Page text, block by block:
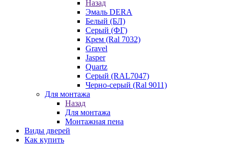
Назад
Эмаль DERA
Белый (БЛ)
Серый (ФГ)
Крем (Ral 7032)
Gravel
Jasper
Quartz
Серый (RAL7047)
Черно-серый (Ral 9011)
Для монтажа
Назад
Для монтажа
Монтажная пена
Виды дверей
Как купить